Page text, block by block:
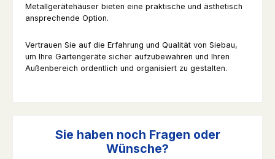
Metallgerätehäuser bieten eine praktische und ästhetisch
ansprechende Option.
Vertrauen Sie auf die Erfahrung und Qualität von Siebau,
um Ihre Gartengeräte sicher aufzubewahren und Ihren
Außenbereich ordentlich und organisiert zu gestalten.
Sie haben noch Fragen oder
Wünsche?